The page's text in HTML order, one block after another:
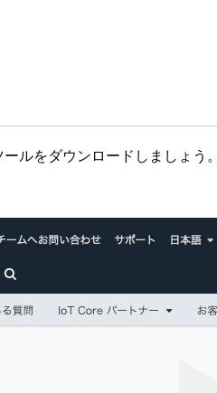
ルをダウンロードしましょ